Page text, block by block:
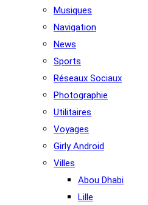
Musiques
Navigation
News
Sports
Réseaux Sociaux
Photographie
Utilitaires
Voyages
Girly Android
Villes
Abou Dhabi
Lille